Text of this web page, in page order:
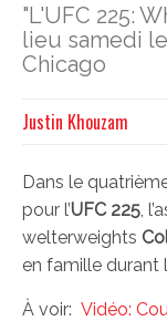
"L'UFC 225:
lieu samedi
Chicago
Justin Khouzam
Dans le
pour l’UFC 225 ,
welterweights
en famille durant
À voir: Vidéo: